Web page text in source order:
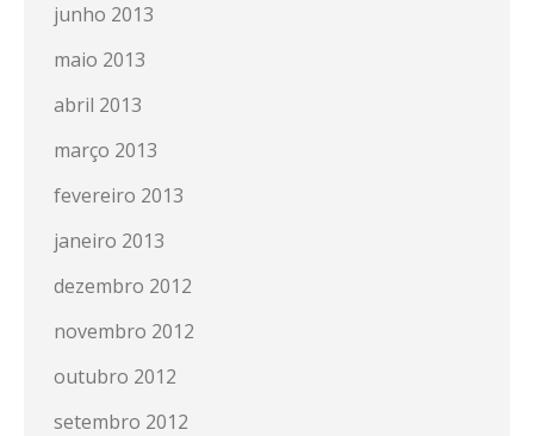
junho 2013
maio 2013
abril 2013
março 2013
fevereiro 2013
janeiro 2013
dezembro 2012
novembro 2012
outubro 2012
setembro 2012